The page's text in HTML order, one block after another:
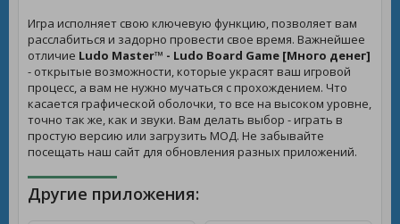
Игра исполняет свою ключевую функцию, позволяет вам
расслабиться и задорно провести свое время. Важнейшее
отличие Ludo Master™ - Ludo Board Game [Много денег]
- открытые возможности, которые украсят ваш игровой
процесс, а вам не нужно мучаться с прохождением. Что
касается графической оболочки, то все на высоком уровне,
точно так же, как и звуки. Вам делать выбор - играть в
простую версию или загрузить МОД. Не забывайте
посещать наш сайт для обновления разных приложений.
Другие приложения: